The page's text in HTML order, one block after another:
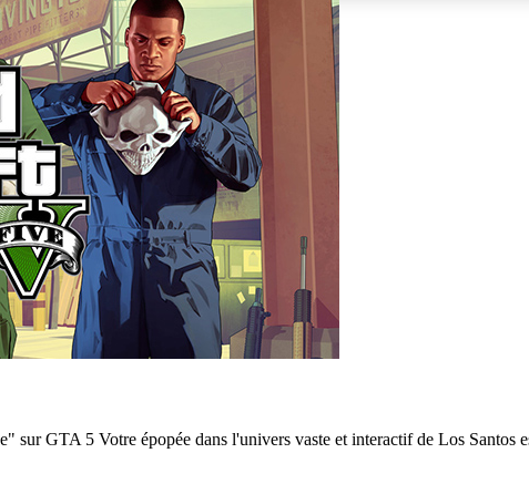
sur GTA 5 Votre épopée dans l'univers vaste et interactif de Los